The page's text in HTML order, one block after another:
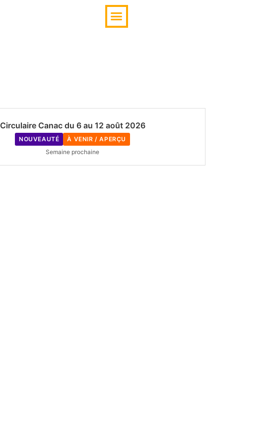
Circulaire Canac du 6 au 12 août 2026
NOUVEAUTÉ
À VENIR / APERÇU
Semaine prochaine